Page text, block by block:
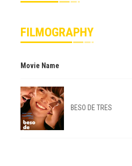
FILMOGRAPHY
Movie Name
BESO DE TRES